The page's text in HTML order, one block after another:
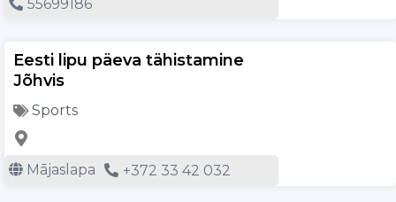
55699186
Eesti lipu päeva tähistamine
Jõhvis
Sports
Mājaslapa +372 33 42 032